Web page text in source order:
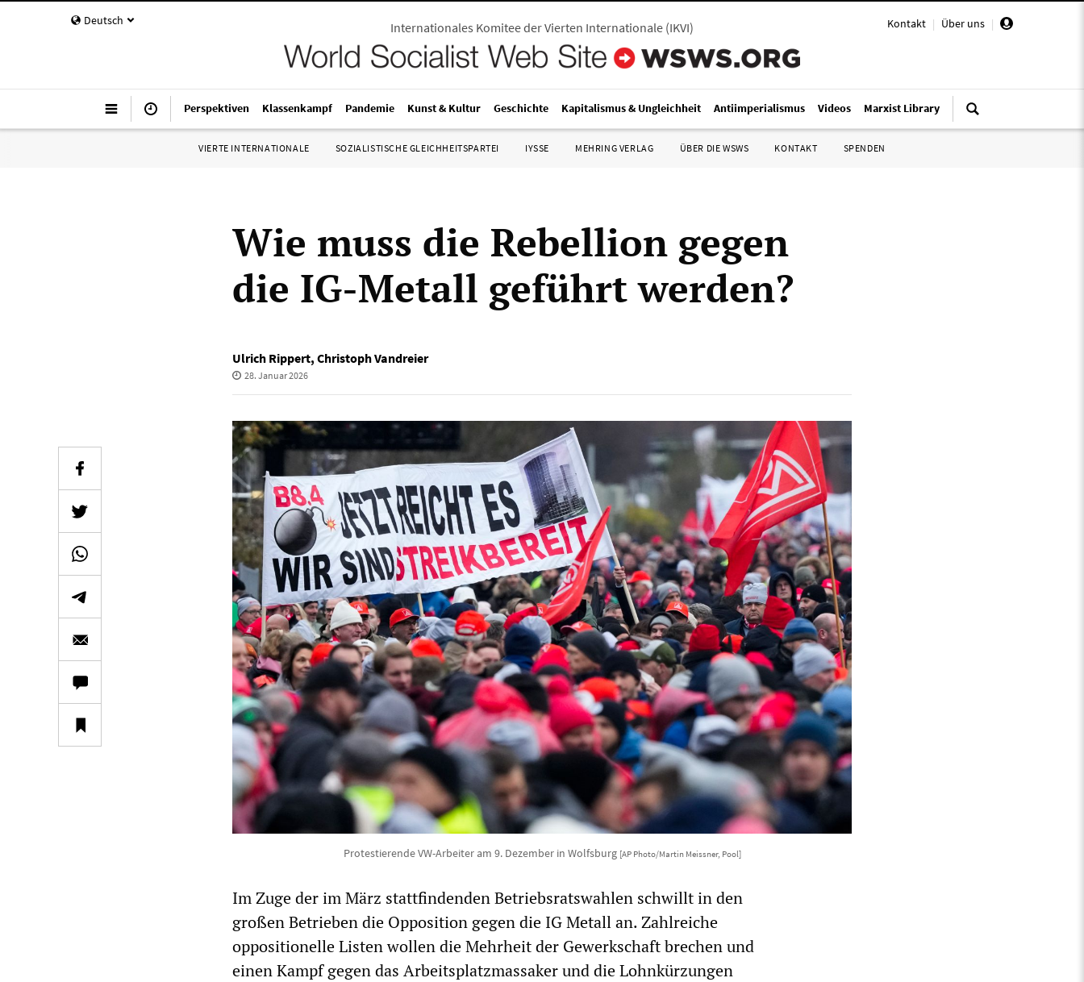
Deutsch Kontakt | Über uns |
Internationales Komitee der Vierten Internationale (IKVI)
Perspektiven Klassenkampf Pandemie Kunst & Kultur Geschichte Kapitalismus & Ungleichheit Antiimperialismus Videos Marxist Library
VIERTE INTERNATIONALE SOZIALISTISCHE GLEICHHEITSPARTEI IYSSE MEHRING VERLAG ÜBER DIE WSWS KONTAKT SPENDEN
Wie muss die Rebellion gegen
die IG-Metall geführt werden?
Ulrich Rippert, Christoph Vandreier
28. Januar 2026
Protestierende VW-Arbeiter am 9. Dezember in Wolfsburg [AP Photo/Martin Meissner, Pool]
Im Zuge der im März stattfindenden Betriebsratswahlen schwillt in den
großen Betrieben die Opposition gegen die IG Metall an. Zahlreiche
oppositionelle Listen wollen die Mehrheit der Gewerkschaft brechen und
einen Kampf gegen das Arbeitsplatzmassaker und die Lohnkürzungen